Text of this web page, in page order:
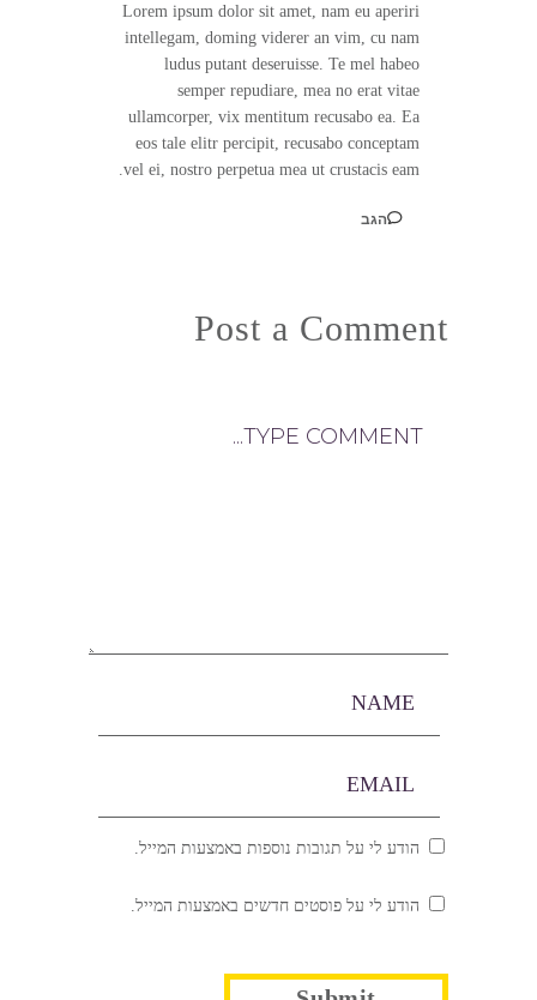
Lorem ipsum dolor sit amet, nam eu aperiri
intellegam, doming viderer an vim, cu nam
ludus putant deseruisse. Te mel habeo
semper repudiare, mea no erat vitae
ullamcorper, vix mentitum recusabo ea. Ea
eos tale elitr percipit, recusabo conceptam
vel ei, nostro perpetua mea ut crustacis eam.
הגב
Post a Comment
הודע לי על תגובות נוספות באמצעות המייל.
הודע לי על פוסטים חדשים באמצעות המייל.